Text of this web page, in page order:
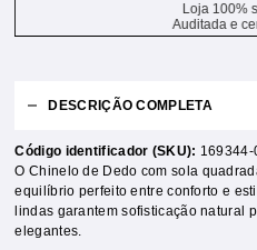
Loja 100%
Auditada e
DESCRIÇÃO COMPLETA
Código identificador (SKU): 169344-
O Chinelo de Dedo com sola
equilíbrio perfeito entre conforto e
lindas garantem sofisticação natural
elegantes.